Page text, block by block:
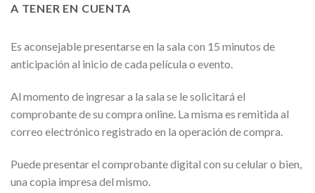
A TENER EN CUENTA
Es aconsejable presentarse en la sala con 15 minutos de
anticipación al inicio de cada película o evento.
Al momento de ingresar a la sala se le solicitará el
comprobante de su compra online. La misma es remitida al
correo electrónico registrado en la operación de compra.
Puede presentar el comprobante digital con su celular o bien,
una copia impresa del mismo.